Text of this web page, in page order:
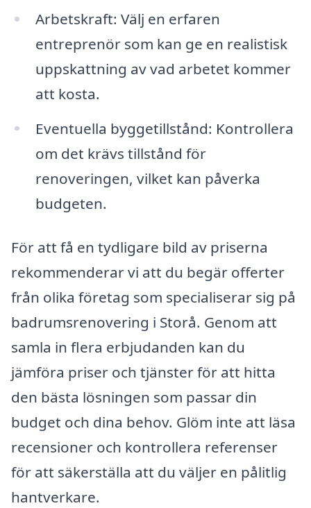
Arbetskraft: Välj en erfaren
entreprenör som kan ge en realistisk
uppskattning av vad arbetet kommer
att kosta.
Eventuella byggetillstånd: Kontrollera
om det krävs tillstånd för
renoveringen, vilket kan påverka
budgeten.
För att få en tydligare bild av priserna
rekommenderar vi att du begär offerter
från olika företag som specialiserar sig på
badrumsrenovering i Storå. Genom att
samla in flera erbjudanden kan du
jämföra priser och tjänster för att hitta
den bästa lösningen som passar din
budget och dina behov. Glöm inte att läsa
recensioner och kontrollera referenser
för att säkerställa att du väljer en pålitlig
hantverkare.